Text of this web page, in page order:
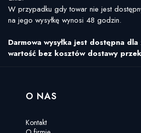
W przypadku gdy towar nie jest
na jego wysyłkę wynosi 48 godzin.
Darmowa wysyłka jest dostępna
wartość bez kosztów dostawy
Linki w stopce
O NAS
Kontakt